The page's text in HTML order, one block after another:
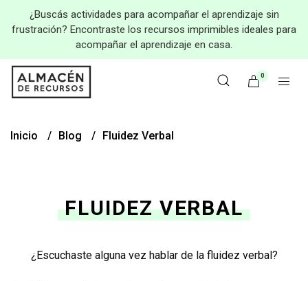
¿Buscás actividades para acompañar el aprendizaje sin
frustración? Encontraste los recursos imprimibles ideales para
acompañar el aprendizaje en casa.
0
Inicio Blog Fluidez Verbal
FLUIDEZ VERBAL
¿Escuchaste alguna vez hablar de la fluidez verbal?